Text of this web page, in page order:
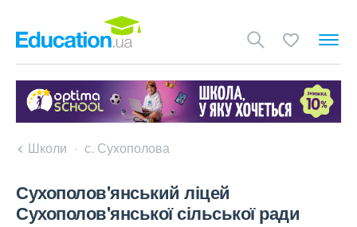
Школи с. Сухополова
Сухополов'янський ліцей
Сухополов'янської сільської ради